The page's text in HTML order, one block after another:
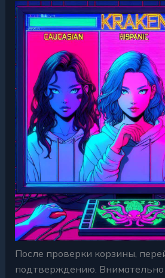
После проверки корзины,
подтверждению. Внимательно